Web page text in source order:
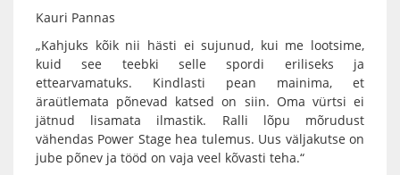
Kauri Pannas
„Kahjuks kõik nii hästi ei sujunud, kui me lootsime,
kuid see teebki selle spordi eriliseks ja
ettearvamatuks. Kindlasti pean mainima, et
äraütlemata põnevad katsed on siin. Oma vürtsi ei
jätnud lisamata ilmastik. Ralli lõpu mõrudust
vähendas Power Stage hea tulemus. Uus väljakutse on
jube põnev ja tööd on vaja veel kõvasti teha.“